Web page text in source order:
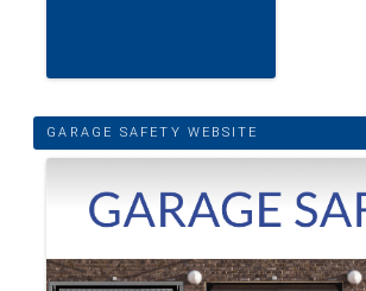
GARAGE SAFETY WEBSITE